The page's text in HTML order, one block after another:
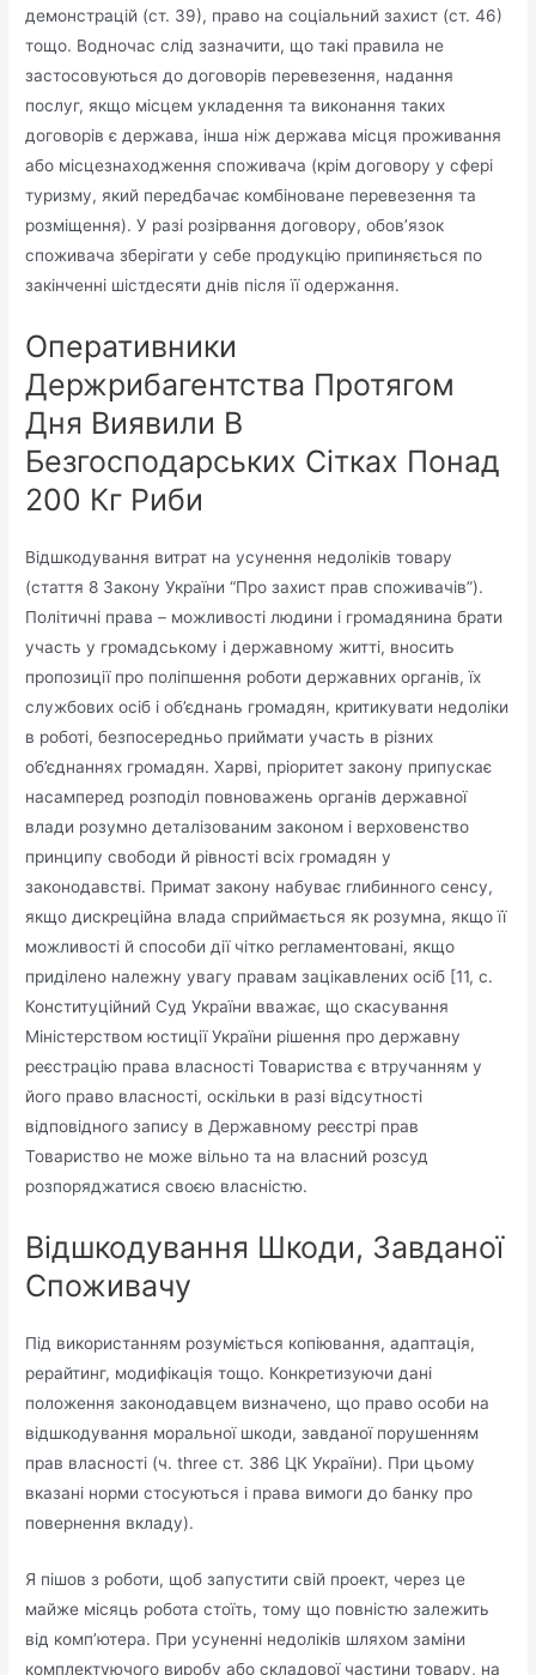
демонстрацій (ст. 39), право на соціальний захист (ст. 46)
тощо. Водночас слід зазначити, що такі правила не
застосовуються до договорів перевезення, надання
послуг, якщо місцем укладення та виконання таких
договорів є держава, інша ніж держава місця проживання
або місцезнаходження споживача (крім договору у сфері
туризму, який передбачає комбіноване перевезення та
розміщення). У разі розірвання договору, обов’язок
споживача зберігати у себе продукцію припиняється по
закінченні шістдесяти днів після її одержання.
Оперативники
Держрибагентства Протягом
Дня Виявили В
Безгосподарських Сітках Понад
200 Кг Риби
Відшкодування витрат на усунення недоліків товару
(стаття 8 Закону України “Про захист прав споживачів”).
Політичні права – можливості людини і громадянина брати
участь у громадському і державному житті, вносить
пропозиції про поліпшення роботи державних органів, їх
службових осіб і об’єднань громадян, критикувати недоліки
в роботі, безпосередньо приймати участь в різних
об’єднаннях громадян. Харві, пріоритет закону припускає
насамперед розподіл повноважень органів державної
влади розумно деталізованим законом і верховенство
принципу свободи й рівності всіх громадян у
законодавстві. Примат закону набуває глибинного сенсу,
якщо дискреційна влада сприймається як розумна, якщо її
можливості й способи дії чітко регламентовані, якщо
приділено належну увагу правам зацікавлених осіб [11, с.
Конституційний Суд України вважає, що скасування
Міністерством юстиції України рішення про державну
реєстрацію права власності Товариства є втручанням у
його право власності, оскільки в разі відсутності
відповідного запису в Державному реєстрі прав
Товариство не може вільно та на власний розсуд
розпоряджатися своєю власністю.
Відшкодування Шкоди, Завданої
Споживачу
Під використанням розуміється копіювання, адаптація,
рерайтинг, модифікація тощо. Конкретизуючи дані
положення законодавцем визначено, що право особи на
відшкодування моральної шкоди, завданої порушенням
прав власності (ч. three ст. 386 ЦК України). При цьому
вказані норми стосуються і права вимоги до банку про
повернення вкладу).
Я пішов з роботи, щоб запустити свій проект, через це
майже місяць робота стоїть, тому що повністю залежить
від комп’ютера. При усуненні недоліків шляхом заміни
комплектуючого виробу або складової частини товару, на